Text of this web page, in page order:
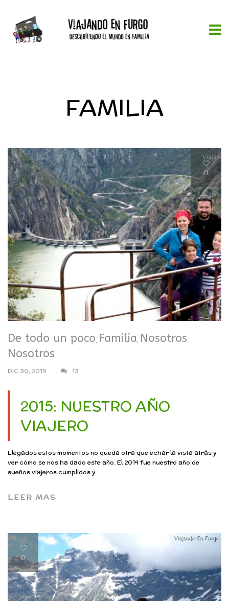
FAMILIA
0
De todo un poco, Familia, Nosotros,
Nosotros
DIC 30, 2015 13
2015: NUESTRO AÑO
VIAJERO
Llegados estos momentos no queda otra que echar la vista atrás y
ver cómo se nos ha dado este año. El 2014 fue nuestro año de
sueños viajeros cumplidos y...
LEER MAS
0